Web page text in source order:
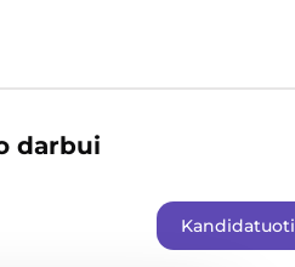
darbui
Kandidatuoti